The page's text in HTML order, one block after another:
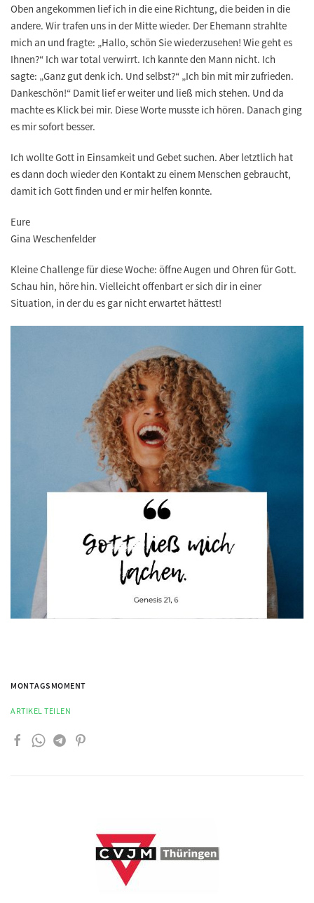
Oben angekommen lief ich in die eine Richtung, die beiden in die
andere. Wir trafen uns in der Mitte wieder. Der Ehemann strahlte
mich an und fragte: „Hallo, schön Sie wiederzusehen! Wie geht es
Ihnen?“ Ich war total verwirrt. Ich kannte den Mann nicht. Ich
sagte: „Ganz gut denk ich. Und selbst?“ „Ich bin mit mir zufrieden.
Dankeschön!“ Damit lief er weiter und ließ mich stehen. Und da
machte es Klick bei mir. Diese Worte musste ich hören. Danach ging
es mir sofort besser.
Ich wollte Gott in Einsamkeit und Gebet suchen. Aber letztlich hat
es dann doch wieder den Kontakt zu einem Menschen gebraucht,
damit ich Gott finden und er mir helfen konnte.
Eure
Gina Weschenfelder
Kleine Challenge für diese Woche: öffne Augen und Ohren für Gott.
Schau hin, höre hin. Vielleicht offenbart er sich dir in einer
Situation, in der du es gar nicht erwartet hättest!
MONTAGSMOMENT
ARTIKEL TEILEN